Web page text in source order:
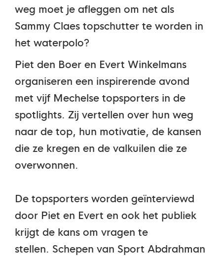
weg moet je afleggen om net als
Sammy Claes topschutter te worden in
het waterpolo?
Piet den Boer en Evert Winkelmans
organiseren een inspirerende avond
met vijf Mechelse topsporters in de
spotlights. Zij vertellen over hun weg
naar de top, hun motivatie, de kansen
die ze kregen en de valkuilen die ze
overwonnen.
De topsporters worden geïnterviewd
door Piet en Evert en ook het publiek
krijgt de kans om vragen te
stellen. Schepen van Sport Abdrahman